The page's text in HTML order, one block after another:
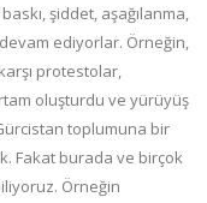
şiddet, aşağılanma,
devam ediyorlar. Örneğin,
protestolar,
oluşturdu ve yürüyüş
toplumuna bir
Fakat burada ve birçok
Örneğin